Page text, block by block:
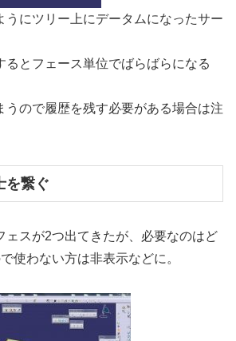
うにツリー上にデータムになったサー
るとフェース単位でばらばらになる
うので履歴を残す必要がある場合は注
を繋ぐ
ェスが2つ出てきたが、必要なのはど
使わない方は非表示などに。